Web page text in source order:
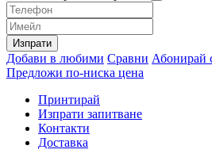
Изпрати
Добави в любими Сравни Абонирай
Предложи по-ниска цена
Принтирай
Изпрати запитване
Контакти
Доставка